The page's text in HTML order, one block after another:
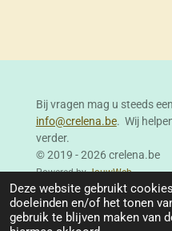
Deze website gebruikt
doeleinden en/of het tonen
gebruik te blijven maken van
Bij vragen mag u steeds
info@crelena.be. Wij
verder.
© 2019 - 2026 crelena.be
Powered byJouwWeb